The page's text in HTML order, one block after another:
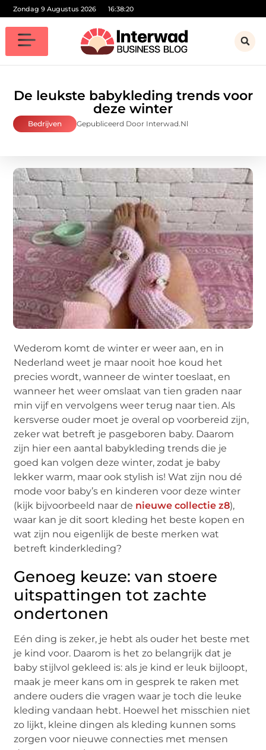
Zondag 9 Augustus 2026 16:38:22
De leukste babykleding trends voor
deze winter
Bedrijven Gepubliceerd Door Interwad.nl
Wederom komt de winter er weer aan, en in
Nederland weet je maar nooit hoe koud het
precies wordt, wanneer de winter toeslaat, en
wanneer het weer omslaat van tien graden naar
min vijf en vervolgens weer terug naar tien. Als
kersverse ouder moet je overal op voorbereid zijn,
zeker wat betreft je pasgeboren baby. Daarom
zijn hier een aantal babykleding trends die je
goed kan volgen deze winter, zodat je baby
lekker warm, maar ook stylish is! Wat zijn nou dé
mode voor baby’s en kinderen voor deze winter
(kijk bijvoorbeeld naar de nieuwe collectie z8),
waar kan je dit soort kleding het beste kopen en
wat zijn nou eigenlijk de beste merken wat
betreft kinderkleding?
Genoeg keuze: van stoere
uitspattingen tot zachte
ondertonen
Eén ding is zeker, je hebt als ouder het beste met
je kind voor. Daarom is het zo belangrijk dat je
baby stijlvol gekleed is: als je kind er leuk bijloopt,
maak je meer kans om in gesprek te raken met
andere ouders die vragen waar je toch die leuke
kleding vandaan hebt. Hoewel het misschien niet
zo lijkt, kleine dingen als kleding kunnen soms
zorgen voor nieuwe connecties met mensen